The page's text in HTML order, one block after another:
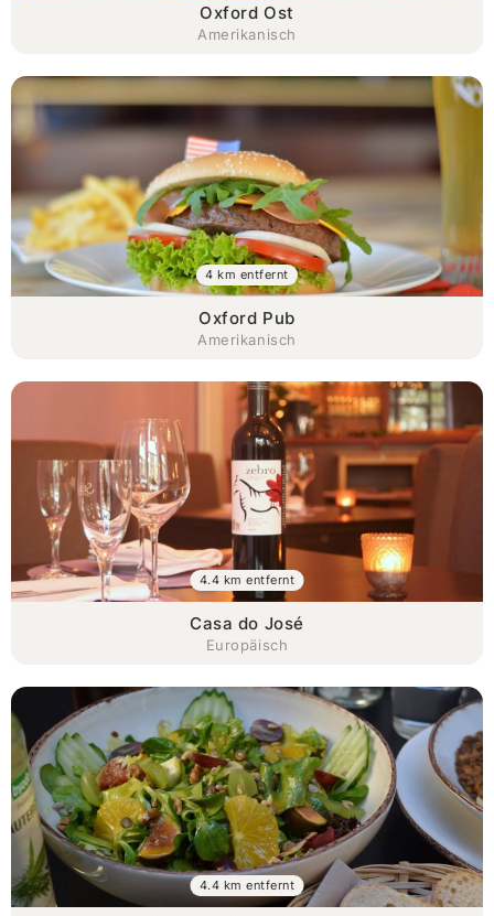
Oxford Ost
Amerikanisch
Oxford Pub
Amerikanisch
4 km entfernt
Casa do José
Europäisch
4.4 km entfernt
4.4 km entfernt